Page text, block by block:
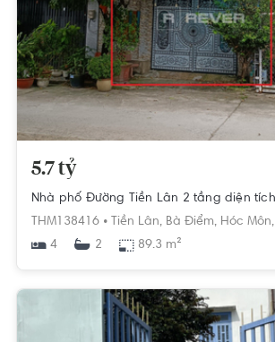
5.7 tỷ
THM138416 • Tiền Lân, Bà Điểm, Hóc Môn,
4
2 89.3 m²